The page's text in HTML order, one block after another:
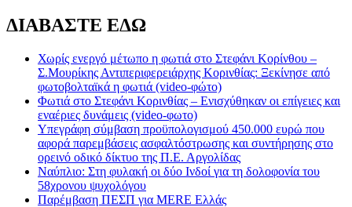
ΔΙΑΒΑΣΤΕ ΕΔΩ
Χωρίς ενεργό μέτωπο η φωτιά στο Στεφάνι Κορίνθου –
Σ.Μουρίκης Αντιπεριφερειάρχης Κορινθίας: Ξεκίνησε από
φωτοβολταϊκά η φωτιά (video-φώτο)
Φωτιά στο Στεφάνι Κορινθίας – Ενισχύθηκαν οι επίγειες και
εναέριες δυνάμεις (video-φωτο)
Υπεγράφη σύμβαση προϋπολογισμού 450.000 ευρώ που
αφορά παρεμβάσεις ασφαλτόστρωσης και συντήρησης στο
ορεινό οδικό δίκτυο της Π.Ε. Αργολίδας
Ναύπλιο: Στη φυλακή οι δύο Ινδοί για τη δολοφονία του
58χρονου ψυχολόγου
Παρέμβαση ΠΕΣΠ για MERE Ελλάς